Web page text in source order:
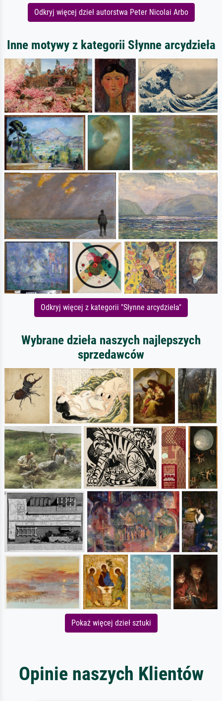
Odkryj więcej dzieł autorstwa Peter Nicolai Arbo
Inne motywy z kategorii Słynne arcydzieła
Odkryj więcej z kategorii "Słynne arcydzieła"
Wybrane dzieła naszych najlepszych
sprzedawców
Pokaż więcej dzieł sztuki
Opinie naszych Klientów